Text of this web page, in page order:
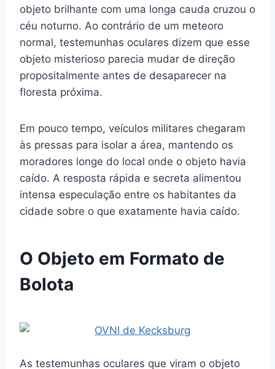
objeto brilhante com uma longa cauda cruzou o
céu noturno. Ao contrário de um meteoro
normal, testemunhas oculares dizem que esse
objeto misterioso parecia mudar de direção
propositalmente antes de desaparecer na
floresta próxima.
Em pouco tempo, veículos militares chegaram
às pressas para isolar a área, mantendo os
moradores longe do local onde o objeto havia
caído. A resposta rápida e secreta alimentou
intensa especulação entre os habitantes da
cidade sobre o que exatamente havia caído.
O Objeto em Formato de
Bolota
As testemunhas oculares que viram o objeto